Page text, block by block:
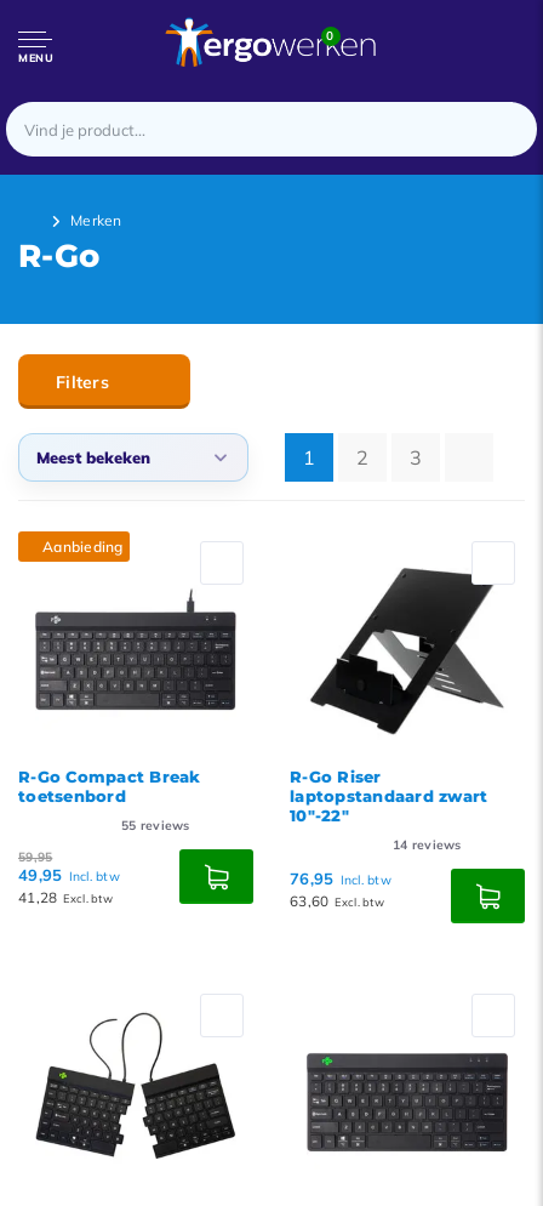
MENU
0
Merken
R-Go
Filters
Meest bekeken
Nieuwste producten
Hoogste prijs
1 2 3
Aanbieding
R-Go Compact Break
toetsenbord
55 reviews
59,95
49,95 Incl. btw
41,28 Excl. btw
R-Go Riser
laptopstandaard zwart
10"-22"
14 reviews
76,95 Incl. btw
63,60 Excl. btw